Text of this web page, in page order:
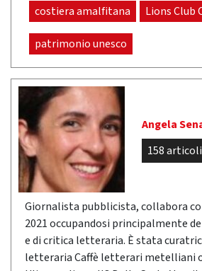
costiera amalfitana Lions Club
patrimonio unesco
Angela
158 articoli
Giornalista pubblicista, collabora
2021 occupandosi principalmente
e di critica letteraria. È stata
letteraria Caffè letterari metelliani